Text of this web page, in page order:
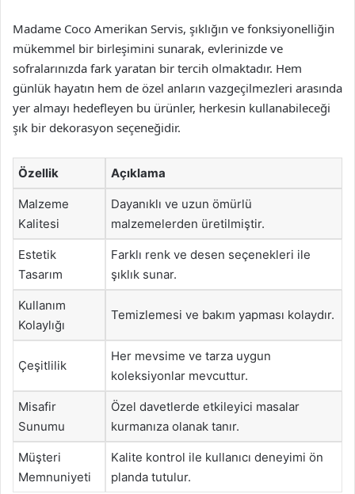
Madame Coco Amerikan Servis, şıklığın ve fonksiyonelliğin
mükemmel bir birleşimini sunarak, evlerinizde ve
sofralarınızda fark yaratan bir tercih olmaktadır. Hem
günlük hayatın hem de özel anların vazgeçilmezleri arasında
yer almayı hedefleyen bu ürünler, herkesin kullanabileceği
şık bir dekorasyon seçeneğidir.
Özellik Açıklama
Malzeme
Kalitesi
Dayanıklı ve uzun ömürlü
malzemelerden üretilmiştir.
Estetik
Tasarım
Farklı renk ve desen seçenekleri ile
şıklık sunar.
Kullanım
Kolaylığı
Temizlemesi ve bakım yapması kolaydır.
Çeşitlilik
Her mevsime ve tarza uygun
koleksiyonlar mevcuttur.
Misafir
Sunumu
Özel davetlerde etkileyici masalar
kurmanıza olanak tanır.
Müşteri
Memnuniyeti
Kalite kontrol ile kullanıcı deneyimi ön
planda tutulur.